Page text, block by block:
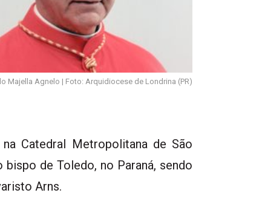
Majella Agnelo | Foto: Arquidiocese de Londrina (PR)
Catedral Metropolitana de São
de Toledo, no Paraná, sendo
Arns.